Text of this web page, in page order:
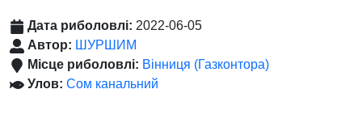
Дата риболовлі: 2022-06-05
Автор: ШУРШИМ
Місце риболовлі: Вінниця (Газконтора)
Улов: Сом канальний